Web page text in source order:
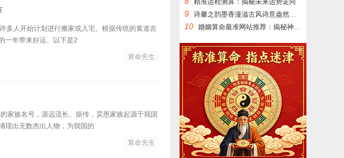
多人开始计划进行搬家或入宅。根据传统的黄道吉
一年带来好运。以下是2
算命先生
家族名号，源远流长。据传，昊恩家族起源于我国
现出无数杰出人物，为我国的
算命先生
9 诗馨之韵墨香漫溢古风诗意盎然之美
10 婚姻算命最准网站推荐：揭秘神秘命理揭秘爱情奥秘